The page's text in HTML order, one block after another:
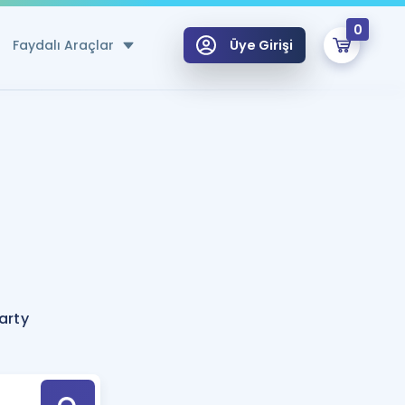
Faydalı Araçlar
Hesaplama Aracı
için Öneriler
Tek Takvimde
Üye Girişi
0
Hoca ile seni sınava hazırlayacak onlarca eğitim seni bekliyor!